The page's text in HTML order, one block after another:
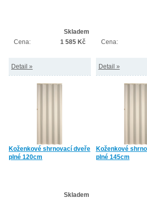
Skladem
1 585 Kč
Cena:
Detail »
Cena:
Detail »
Koženkové shrnovací dveře
plné 120cm
Skladem
Koženkové
plné 145cm